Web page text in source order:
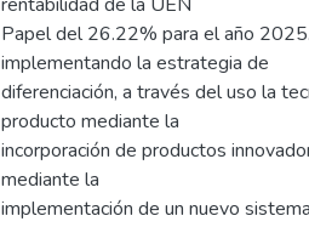
Papel del 26.22% para el año
implementando la estrategia de
diferenciación, a través del uso la
producto mediante la
incorporación de productos
mediante la
implementación de un nuevo